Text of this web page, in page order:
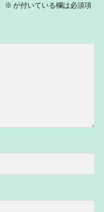
※ が付いている欄は必須項